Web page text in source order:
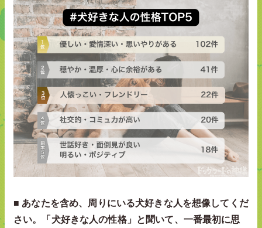
■ あなたを含め、周りにいる犬好きな人を想像してくだ
さい。「犬好きな人の性格」と聞いて、一番最初に思